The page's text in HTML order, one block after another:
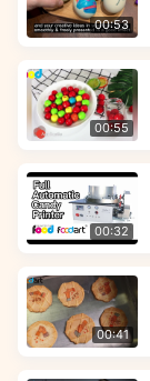
00:53
00:55
00:32
00:41